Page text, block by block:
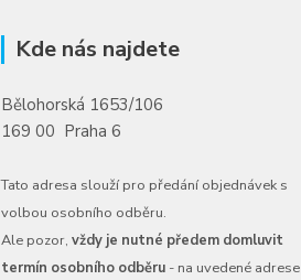
Kde nás najdete
Bělohorská 1653/106
169 00 Praha 6
Tato adresa slouží pro předání objednávek s
volbou osobního odběru.
Ale pozor, vždy je nutné předem domluvit
termín osobního odběru - na uvedené adrese